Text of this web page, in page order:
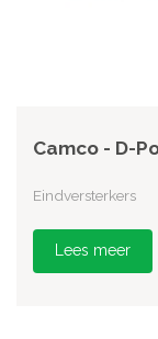
Camco - D-
Eindversterkers
Lees meer